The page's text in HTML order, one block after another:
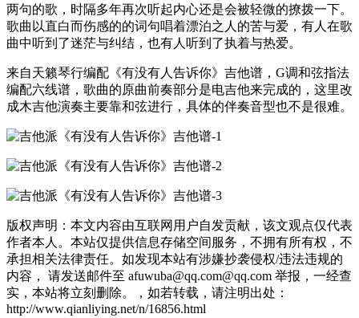
两句的歌，时隔多年再次听起内心还是会被轻微的撩拨一下。
歌曲以直白而伤感的的词句唱着漂泊之人的苦与爱，有人在歌
曲中听到了迷茫与纠结，也有人听到了执着与热爱。
来自天籁琴行编配《有没有人告诉你》吉他谱，G调和弦指法
编配六线谱，歌曲的原曲前奏部分是电吉他来完成的，这里改
成木吉他演奏主要靠和弦进行，具体的伴奏音型也不是很难。
版权声明：本文内容由互联网用户自发贡献，该文观点仅代表
作者本人。本站仅提供信息存储空间服务，不拥有所有权，不
承担相关法律责任。如发现本站有涉嫌抄袭侵权/违法违规的
内容， 请发送邮件至 afuwuba@qq.com@qq.com 举报，一经查
实，本站将立刻删除。，如若转载，请注明出处：
http://www.qianliying.net/n/16856.html